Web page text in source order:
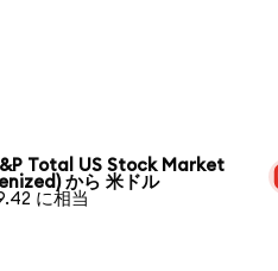
Total US Stock Market
から 米ドル
に相当